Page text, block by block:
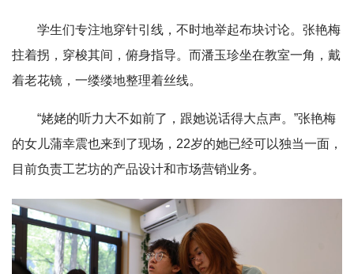
学生们专注地穿针引线，不时地举起布块讨论。张艳梅
拄着拐，穿梭其间，俯身指导。而潘玉珍坐在教室一角，戴
着老花镜，一缕缕地整理着丝线。
“姥姥的听力大不如前了，跟她说话得大点声。”张艳梅
的女儿蒲幸震也来到了现场，22岁的她已经可以独当一面，
目前负责工艺坊的产品设计和市场营销业务。